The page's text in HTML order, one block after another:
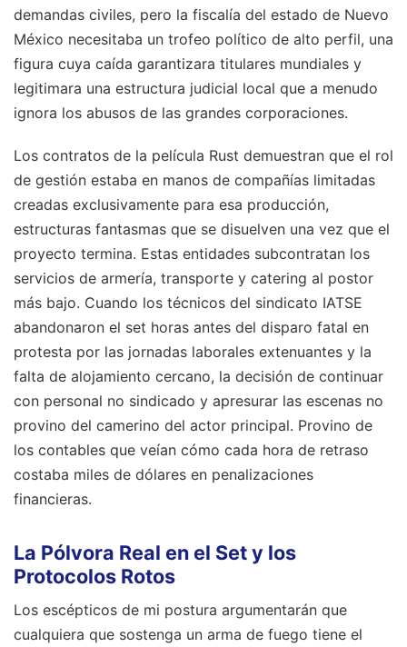
demandas civiles, pero la fiscalía del estado de Nuevo
México necesitaba un trofeo político de alto perfil, una
figura cuya caída garantizara titulares mundiales y
legitimara una estructura judicial local que a menudo
ignora los abusos de las grandes corporaciones.
Los contratos de la película Rust demuestran que el rol
de gestión estaba en manos de compañías limitadas
creadas exclusivamente para esa producción,
estructuras fantasmas que se disuelven una vez que el
proyecto termina. Estas entidades subcontratan los
servicios de armería, transporte y catering al postor
más bajo. Cuando los técnicos del sindicato IATSE
abandonaron el set horas antes del disparo fatal en
protesta por las jornadas laborales extenuantes y la
falta de alojamiento cercano, la decisión de continuar
con personal no sindicado y apresurar las escenas no
provino del camerino del actor principal. Provino de
los contables que veían cómo cada hora de retraso
costaba miles de dólares en penalizaciones
financieras.
La Pólvora Real en el Set y los
Protocolos Rotos
Los escépticos de mi postura argumentarán que
cualquiera que sostenga un arma de fuego tiene el